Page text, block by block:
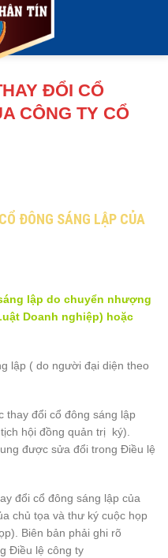
ĐỔI CỔ
CÔNG TY CỔ
ĐÔNG SÁNG LẬP CỦA
lập do chuyển nhượng
Doanh nghiệp) hoặc
lập ( do người đại diện theo
thay đổi cổ đông sáng lập
hội đồng quản trị ký).
được sửa đổi trong Điều lệ
đổi cổ đông sáng lập của
chủ tọa và thư ký cuộc họp
Biên bản phải ghi rõ
Điều lệ công ty